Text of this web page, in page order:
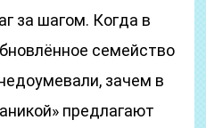
за шагом. Когда в
семейство
зачем в
предлагают